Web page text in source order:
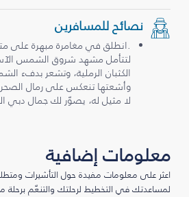
نصائح للمسافرين
.انطلق في مغامرة مبهرة على
لتتأمل مشهد شروق الشمس
الكثبان الرملية، وتشعر بدفء
وأشعتها تنعكس على رمال
لا مثيل له، يصوّر لك جمال دبي
معلومات إضافية
اعثر على معلومات مفيدة حول التأشيرات
لمساعدتك في التخطيط لرحلتك والتنعّم برحلة